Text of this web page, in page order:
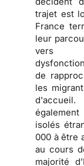
trajet est
France
leur
vers
de
les
isolés
000 à être
au cours
majorité